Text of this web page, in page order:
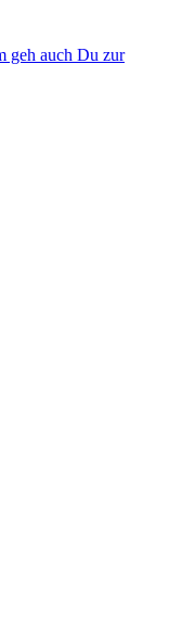
geh auch Du zur